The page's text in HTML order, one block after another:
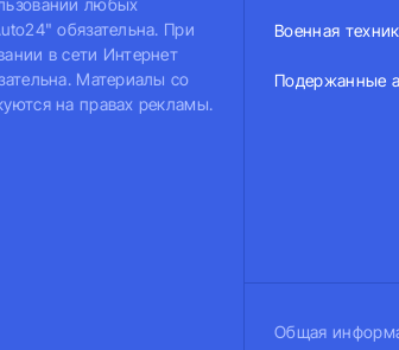
любых
обязательна. При
в сети Интернет
Материалы со
на правах рекламы.
Военная
Подержанные
Общая